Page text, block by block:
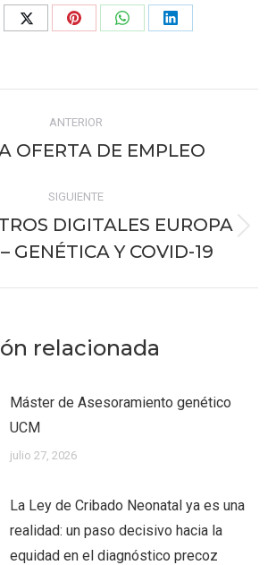
Share
Share
Share
Share
ANTERIOR
Publicación
OFERTA DE EMPLEO
SIGUIENTE
Publicación
siguiente:
DIGITALES EUROPA
GENÉTICA Y COVID-19
relacionada
Máster de Asesoramiento genético
UCM
julio 27, 2026
La Ley de Cribado Neonatal ya es una
realidad: un paso decisivo hacia la
equidad en el diagnóstico precoz